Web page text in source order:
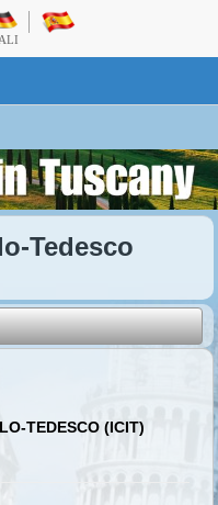
Tedesco
TEDESCO (ICIT)